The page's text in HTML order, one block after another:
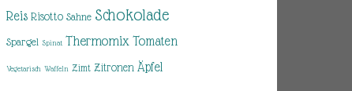
Reis Risotto Sahne Schokolade
Spargel Spinat Thermomix Tomaten
Vegetarisch Waffeln Zimt Zitronen Äpfel